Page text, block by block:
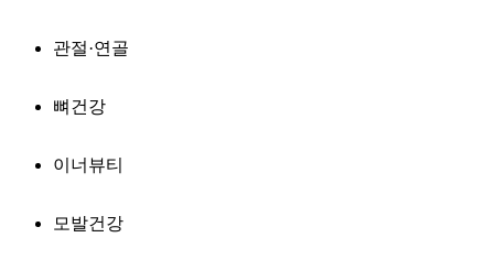
관절·연골
뼈건강
이너뷰티
모발건강